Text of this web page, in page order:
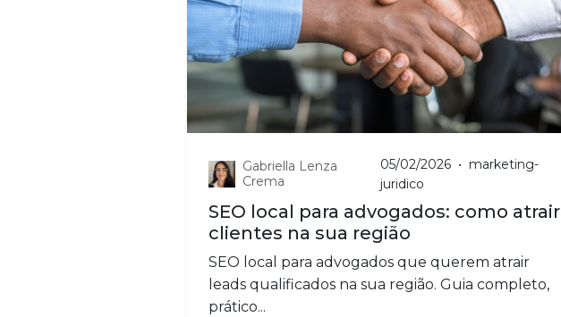
Gabriella Lenza
Crema
05/02/2026 • marketing-
juridico
SEO local para advogados: como atrair
clientes na sua região
SEO local para advogados que querem atrair
leads qualificados na sua região. Guia completo,
prático...